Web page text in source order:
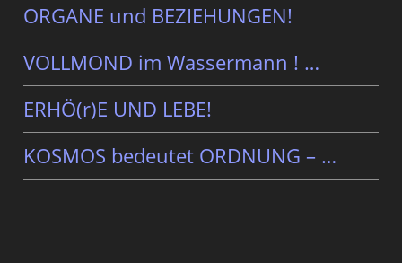
ORGANE und BEZIEHUNGEN!
VOLLMOND im Wassermann ! …
ERHÖ(r)E UND LEBE!
KOSMOS bedeutet ORDNUNG – …